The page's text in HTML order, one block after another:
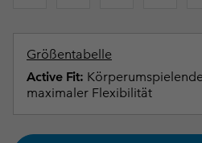
Größentabelle
Active Fit:
maximaler Flexibilität